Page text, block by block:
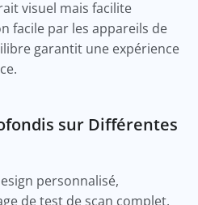
visuel mais facilite
facile par les appareils de
garantit une expérience
sur Différentes
personnalisé,
de test de scan complet.